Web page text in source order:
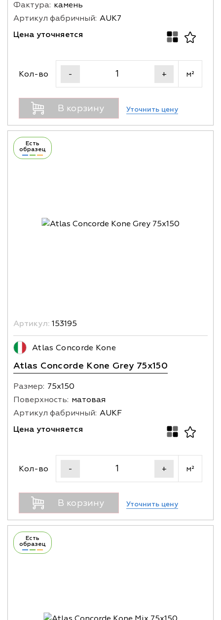
Фактура: камень
Артикул фабричный: AUK7
Цена уточняется
Кол-во - + м²
В корзину Уточнить цену
Есть
образец
Артикул: 153195
Atlas Concorde Kone
Atlas Concorde Kone Grey 75x150
Размер: 75х150
Поверхность: матовая
Артикул фабричный: AUKF
Цена уточняется
Кол-во - + м²
В корзину Уточнить цену
Есть
образец